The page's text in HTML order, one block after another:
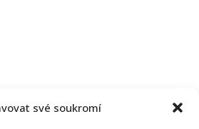
své soukromí